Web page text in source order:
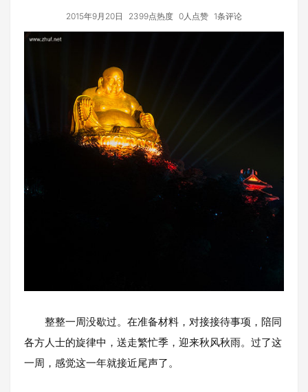
2015年9月20日 2399点热度 0人点赞 1条评论
整整一周没歇过。在准备材料，对接接待事项，陪同
各方人士的旋律中，送走繁忙季，迎来秋风秋雨。过了这
一周，感觉这一年就接近尾声了。